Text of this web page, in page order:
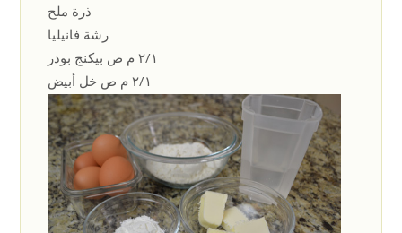
ذرة ملح
رشة فانيليا
٢/١ م ص بيكنج بودر
٢/١ م ص خل أبيض